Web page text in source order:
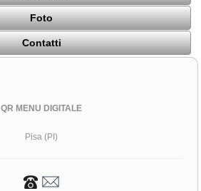
Foto
Contatti
QR MENU DIGITALE
Pisa (PI)